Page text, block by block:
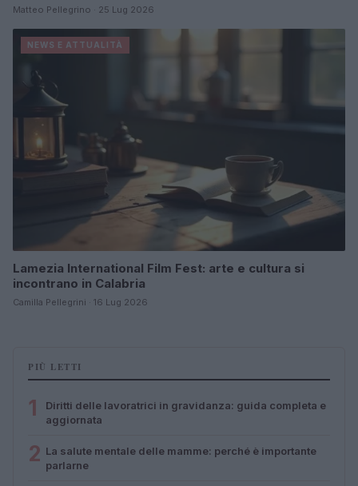
Matteo Pellegrino · 25 Lug 2026
NEWS E ATTUALITÀ
Lamezia International Film Fest: arte e cultura si
incontrano in Calabria
Camilla Pellegrini · 16 Lug 2026
PIÙ LETTI
1
Diritti delle lavoratrici in gravidanza: guida completa e
aggiornata
2 La salute mentale delle mamme: perché è importante
parlarne